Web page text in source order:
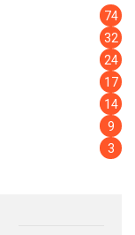
74
32
24
17
14
9
3